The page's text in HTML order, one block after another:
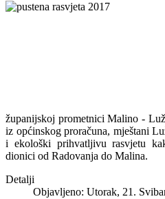
županijskoj prometnici Malino -
iz općinskog proračuna, mještani
i ekološki prihvatljivu rasvjetu
dionici od Radovanja do Malina.
Detalji
Objavljeno: Utorak, 21.